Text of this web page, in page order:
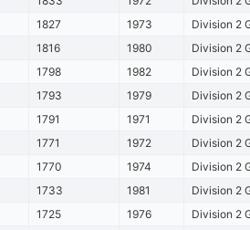
1827 1973
Division 2
1816 1980
Division 2
1798 1982
Division 2
1793 1979
Division 2
1791 1971
Division 2
1771 1972
Division 2
1770 1974
Division 2
1733 1981
Division 2
1725 1976
Division 2